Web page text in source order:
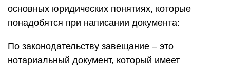
основных юридических понятиях, которые
понадобятся при написании документа:
По законодательству завещание – это
нотариальный документ, который имеет